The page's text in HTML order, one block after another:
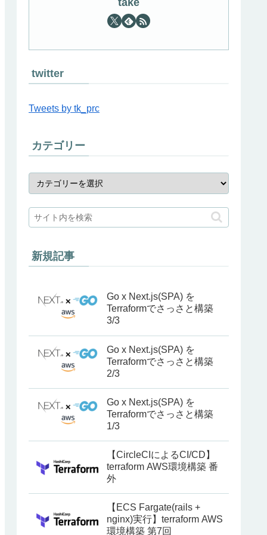
twitter
Tweets by tk_prc
カテゴリー
新規記事
Go x Next.js(SPA) を
Terraformでさっさと構築
3/3
Go x Next.js(SPA) を
Terraformでさっさと構築
2/3
Go x Next.js(SPA) を
Terraformでさっさと構築
1/3
【CircleCIによるCI/CD】
terraform AWS環境構築 番
外
【ECS Fargate(rails +
nginx)実行】terraform AWS
環境構築 第7回